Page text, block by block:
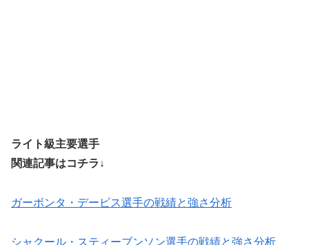
ライト級主要選手
関連記事はコチラ↓
ガーボンタ・デービス選手の戦績と強さ分析
シャクール・スティーブンソン選手の戦績と強さ分析